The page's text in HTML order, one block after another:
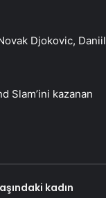
Djokovic, Daniil
Slam’ini kazanan
kadın